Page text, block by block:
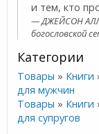
и тем, кто
ДЖЕЙСОН
богословской
Категории
Товары » Книги
для мужчин
Товары » Книги
для супругов